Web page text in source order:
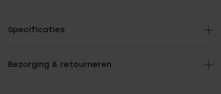
Specificaties
Bezorging & retourneren